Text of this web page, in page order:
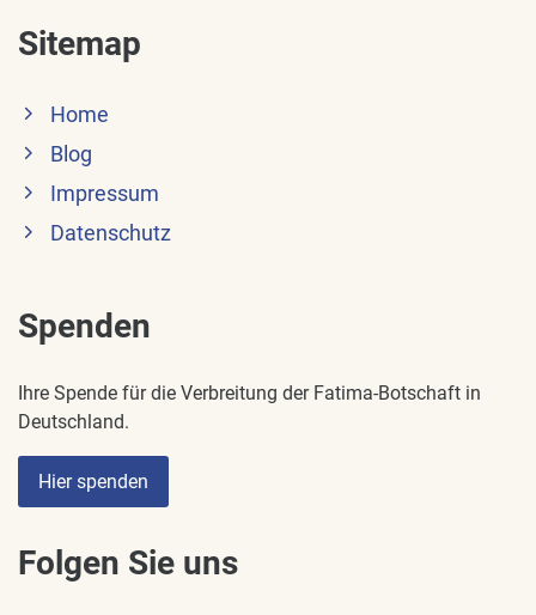
Sitemap
Home
Blog
Impressum
Datenschutz
Spenden
Ihre Spende für die Verbreitung der Fatima-Botschaft in
Deutschland.
Hier spenden
Folgen Sie uns